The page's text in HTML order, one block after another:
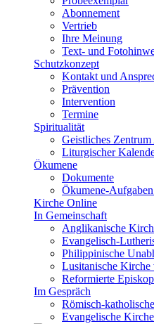
Abonnement
Vertrieb
Ihre Meinung
Text- und
Schutzkonzept
Kontakt und
Prävention
Intervention
Termine
Spiritualität
Geistliches
Liturgischer
Ökumene
Dokumente
Ökumene-
Kirche Online
In Gemeinschaft
Anglikanische
Evangelisch-
Philippinische
Lusitanische Kirche
Reformierte
Im Gespräch
Römisch-
Evangelische